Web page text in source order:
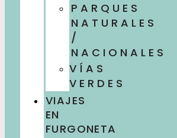
PARQUES
NATURALES
/
NACIONALES
VÍAS
VERDES
VIAJES
EN
FURGONETA